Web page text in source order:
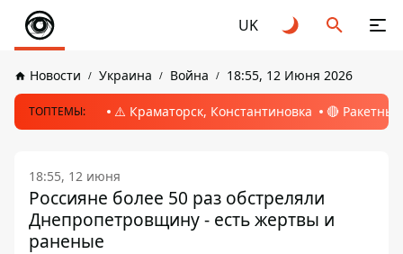
UK
Новости Украина Война 18:55, 12 Июня 2026
ТОПТЕМЫ: ⚠️ Краматорск, Константиновка 🔴
18:55, 12 июня
Россияне более 50 раз обстреляли
Днепропетровщину - есть жертвы и
раненые